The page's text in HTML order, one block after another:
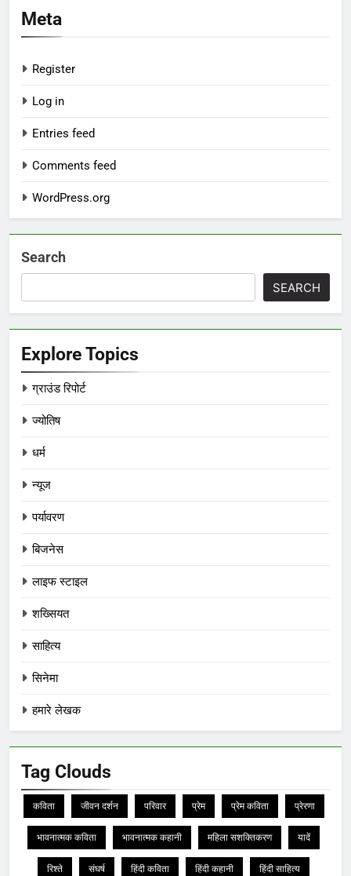
Meta
Register
Log in
Entries feed
Comments feed
WordPress.org
Search
SEARCH
Explore Topics
ग्राउंड रिपोर्ट
ज्योतिष
धर्म
न्यूज
पर्यावरण
बिजनेस
लाइफ स्टाइल
शख्सियत
साहित्य
सिनेमा
हमारे लेखक
Tag Clouds
कविता जीवन दर्शन परिवार प्रेम प्रेम कविता प्रेरणा
भावनात्मक कविता भावनात्मक कहानी महिला सशक्तिकरण यादें
रिश्ते संघर्ष हिंदी कविता हिंदी कहानी हिंदी साहित्य